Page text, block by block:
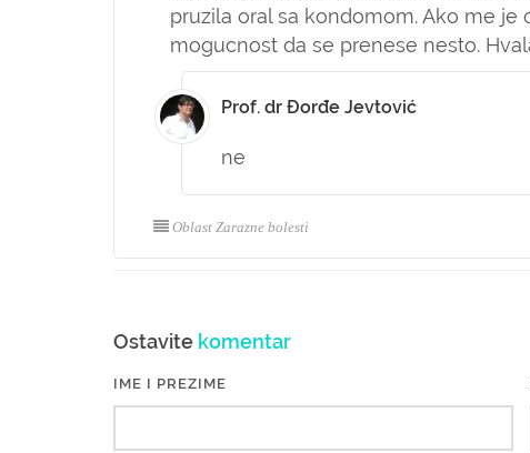
pruzila oral sa kondomom. Ako me
mogucnost da se prenese nesto.
Prof. dr Đorđe Jevtović
ne
Oblast Zarazne bolesti
Ostavite komentar
IME I PREZIME